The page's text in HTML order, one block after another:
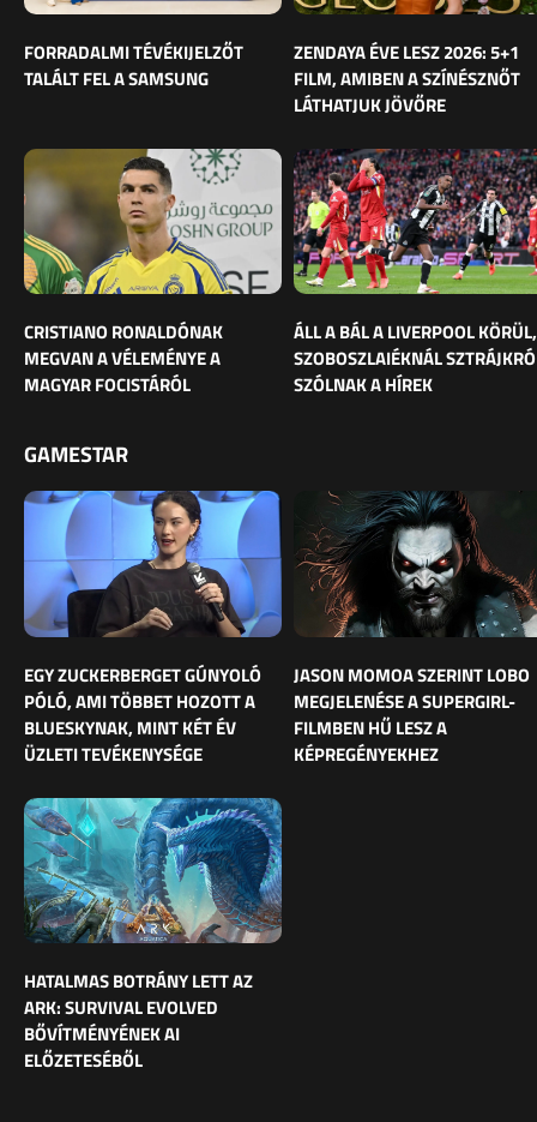
FORRADALMI TÉVÉKIJELZŐT
TALÁLT FEL A SAMSUNG
ZENDAYA ÉVE LESZ 2026: 5+1
FILM, AMIBEN A SZÍNÉSZNŐT
LÁTHATJUK JÖVŐRE
CRISTIANO RONALDÓNAK
MEGVAN A VÉLEMÉNYE A
MAGYAR FOCISTÁRÓL
ÁLL A BÁL A LIVERPOOL KÖRÜL,
SZOBOSZLAIÉKNÁL
SZÓLNAK A HÍREK
GAMESTAR
EGY ZUCKERBERGET GÚNYOLÓ
PÓLÓ, AMI TÖBBET HOZOTT A
BLUESKYNAK, MINT KÉT ÉV
ÜZLETI TEVÉKENYSÉGE
JASON MOMOA SZERINT LOBO
MEGJELENÉSE A SUPERGIRL-
FILMBEN HŰ LESZ A
KÉPREGÉNYEKHEZ
HATALMAS BOTRÁNY LETT AZ
ARK: SURVIVAL EVOLVED
BŐVÍTMÉNYÉNEK AI
ELŐZETESÉBŐL